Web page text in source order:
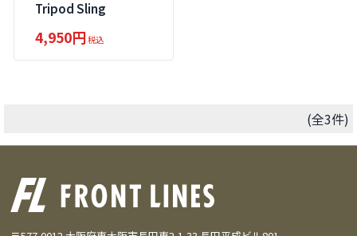
Tripod Sling
4,950円税込
(全3件)